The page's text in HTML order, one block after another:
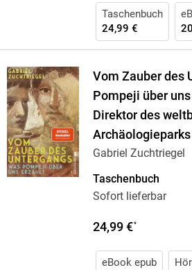
Taschenbuch
24,99 €
Vom Zauber des
Pompeji über
Direktor des
Gabriel Zuchtriegel
Taschenbuch
Sofort lieferbar
24,99 €*
eBook epub